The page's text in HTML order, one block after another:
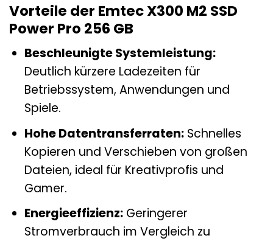
Vorteile der Emtec X300 M2 SSD
Power Pro 256 GB
Beschleunigte Systemleistung:
Deutlich kürzere Ladezeiten für
Betriebssystem, Anwendungen und
Spiele.
Hohe Datentransferraten:Schnelles
Kopieren und Verschieben von großen
Dateien, ideal für Kreativprofis und
Gamer.
Energieeffizienz:Geringerer
Stromverbrauch im Vergleich zu